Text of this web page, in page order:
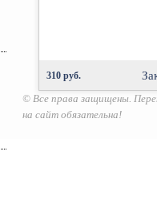
310 руб.
© Все права защищены.
на сайт обязательна!